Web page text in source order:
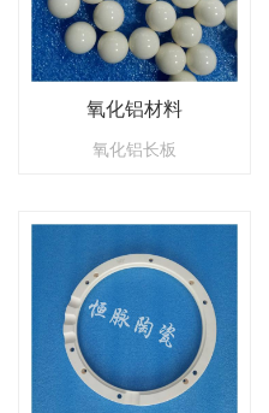
氧化铝材料
氧化铝长板